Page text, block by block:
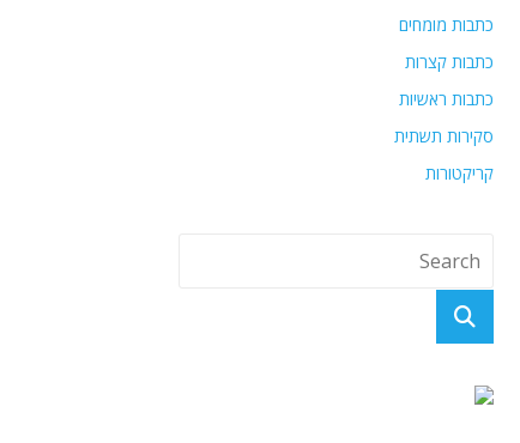
כתבות מומחים
כתבות קצרות
כתבות ראשיות
סקירות תשתית
קריקטורות